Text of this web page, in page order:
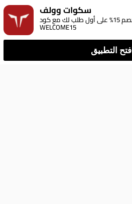
سكوات وولف
نزل تطبيقنا وخصم 15% على أول طلب لك مع كود:
WELCOME15
افتح التطبيق